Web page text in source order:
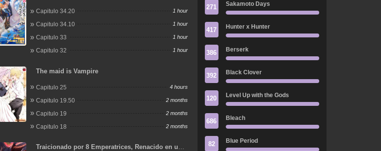
Capitulo 34.20 1 hour
Capitulo 34.10 1 hour
Capitulo 33 1 hour
Capitulo 32 1 hour
The maid is Vampire
Capitulo 25 4 hours
Capitulo 19.50 2 months
Capitulo 19 2 months
Capitulo 18 2 months
Traicionado por 8 Emperatrices, Renacido en un
271 Sakamoto Days
417 Hunter x Hunter
386 Berserk
392 Black Clover
120 Level Up with the Gods
686 Bleach
82 Blue Period